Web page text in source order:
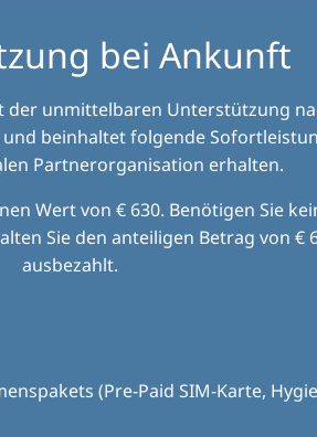
bei Ankunft
der unmittelbaren Unterstützung
beinhaltet folgende
Partnerorganisation erhalten.
Wert von € 630. Benötigen Sie
Sie den anteiligen Betrag von €
ausbezahlt.
(Pre-Paid SIM-Karte,